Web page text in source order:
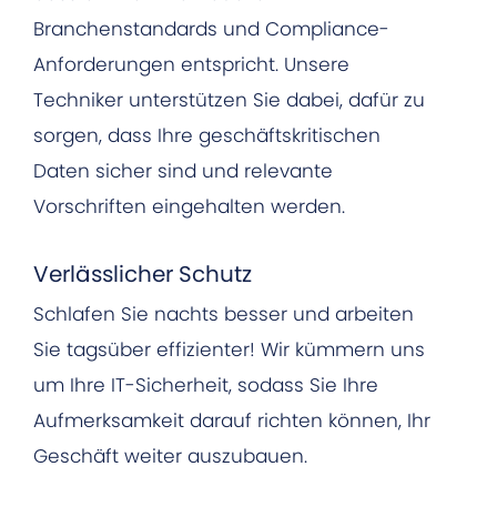
Branchenstandards und Compliance-
Anforderungen entspricht. Unsere
Techniker unterstützen Sie dabei, dafür zu
sorgen, dass Ihre geschäftskritischen
Daten sicher sind und relevante
Vorschriften eingehalten werden.
Verlässlicher Schutz
Schlafen Sie nachts besser und arbeiten
Sie tagsüber effizienter! Wir kümmern uns
um Ihre IT-Sicherheit, sodass Sie Ihre
Aufmerksamkeit darauf richten können, Ihr
Geschäft weiter auszubauen.